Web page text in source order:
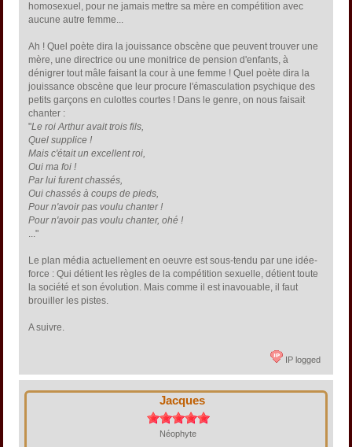
homosexuel, pour ne jamais mettre sa mère en compétition avec
aucune autre femme...
Ah ! Quel poète dira la jouissance obscène que peuvent trouver une
mère, une directrice ou une monitrice de pension d'enfants, à
dénigrer tout mâle faisant la cour à une femme ! Quel poète dira la
jouissance obscène que leur procure l'émasculation psychique des
petits garçons en culottes courtes ! Dans le genre, on nous faisait
chanter :
"Le roi Arthur avait trois fils,
Quel supplice !
Mais c'était un excellent roi,
Oui ma foi !
Par lui furent chassés,
Oui chassés à coups de pieds,
Pour n'avoir pas voulu chanter !
Pour n'avoir pas voulu chanter, ohé !
..."
Le plan média actuellement en oeuvre est sous-tendu par une idée-
force : Qui détient les règles de la compétition sexuelle, détient toute
la société et son évolution. Mais comme il est inavouable, il faut
brouiller les pistes.
A suivre.
IP logged
Jacques
Néophyte